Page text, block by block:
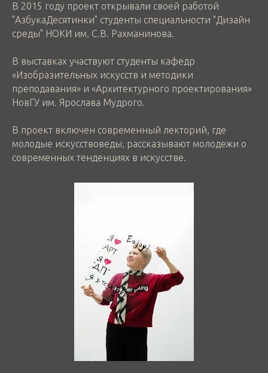
В 2015 году проект открывали своей работой
"АзбукаДесятинки" студенты специальности "Дизайн
среды" НОКИ им. С.В. Рахманинова.
В выставках участвуют студенты кафедр
«Изобразительных искусств и методики
преподавания» и «Архитектурного проектирования»
НовГУ им. Ярослава Мудрого.
В проект включен современный лекторий, где
молодые искусствоведы, рассказывают молодежи о
современных тенденциях в искусстве.